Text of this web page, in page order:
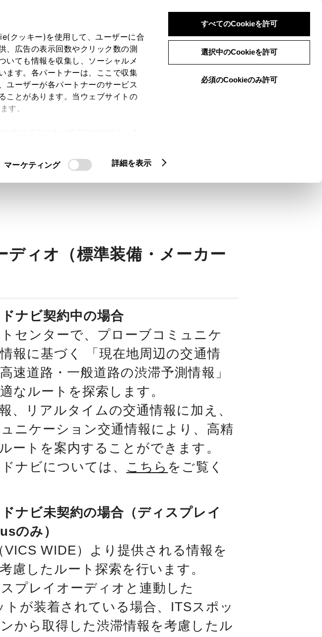
クッキー)を使用して、ユーザーに合
、広告の表示回数やクリック数の測
いても情報を収集し、ソーシャルメ
ます。各パートナーは、ここで収集
ユーザーが各パートナーのサービス
ことがあります。当ウェブサイトの
す。
マーケティング 詳細を表示
すべてのCookieを許可
選択中のCookieを許可
必須のCookieのみ許可
ログイン 検索 メニュー
ィオ（標準装備・メーカー
ナビ契約中の場合
センターで、プローブコミュニケ
報に基づく 「現在地周辺の交通情
速道路・一般道路の渋滞予測情報」
なルートを探索します。
、リアルタイムの交通情報に加え、
ニケーション交通情報により、高精
ートを案内することができます。
ナビについては、 こちら をご覧く
ナビ未契約の場合（ディスプレイ
のみ）
VICS WIDE）より提供される情報を
慮したルート探索を行います。
プレイオーディオと連動した
トが装着されている場合、ITSスポッ
から取得した渋滞情報を考慮したル